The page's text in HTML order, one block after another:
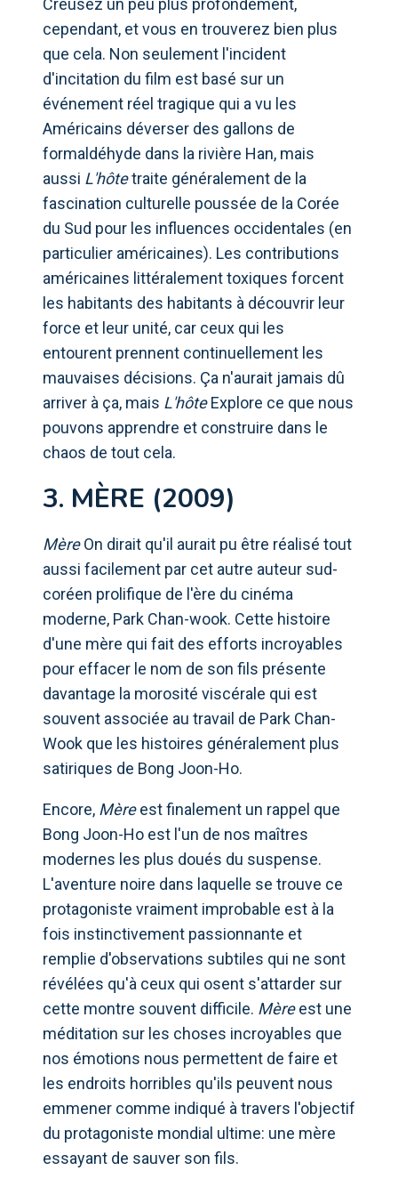
Creusez un peu plus profondément,
cependant, et vous en trouverez bien plus
que cela. Non seulement l'incident
d'incitation du film est basé sur un
événement réel tragique qui a vu les
Américains déverser des gallons de
formaldéhyde dans la rivière Han, mais
aussi L'hôtetraite généralement de la
fascination culturelle poussée de la Corée
du Sud pour les influences occidentales (en
particulier américaines). Les contributions
américaines littéralement toxiques forcent
les habitants des habitants à découvrir leur
force et leur unité, car ceux qui les
entourent prennent continuellement les
mauvaises décisions. Ça n'aurait jamais dû
arriver à ça, mais L'hôteExplore ce que nous
pouvons apprendre et construire dans le
chaos de tout cela.
3. MÈRE (2009)
MèreOn dirait qu'il aurait pu être réalisé tout
aussi facilement par cet autre auteur sud-
coréen prolifique de l'ère du cinéma
moderne, Park Chan-wook. Cette histoire
d'une mère qui fait des efforts incroyables
pour effacer le nom de son fils présente
davantage la morosité viscérale qui est
souvent associée au travail de Park Chan-
Wook que les histoires généralement plus
satiriques de Bong Joon-Ho.
Encore, Mèreest finalement un rappel que
Bong Joon-Ho est l'un de nos maîtres
modernes les plus doués du suspense.
L'aventure noire dans laquelle se trouve ce
protagoniste vraiment improbable est à la
fois instinctivement passionnante et
remplie d'observations subtiles qui ne sont
révélées qu'à ceux qui osent s'attarder sur
cette montre souvent difficile. Mèreest une
méditation sur les choses incroyables que
nos émotions nous permettent de faire et
les endroits horribles qu'ils peuvent nous
emmener comme indiqué à travers l'objectif
du protagoniste mondial ultime: une mère
essayant de sauver son fils.